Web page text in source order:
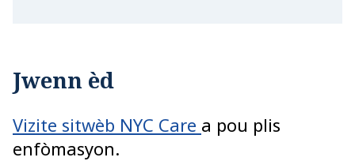
Jwenn èd
Vizite sitwèb NYC Care a pou plis
enfòmasyon.